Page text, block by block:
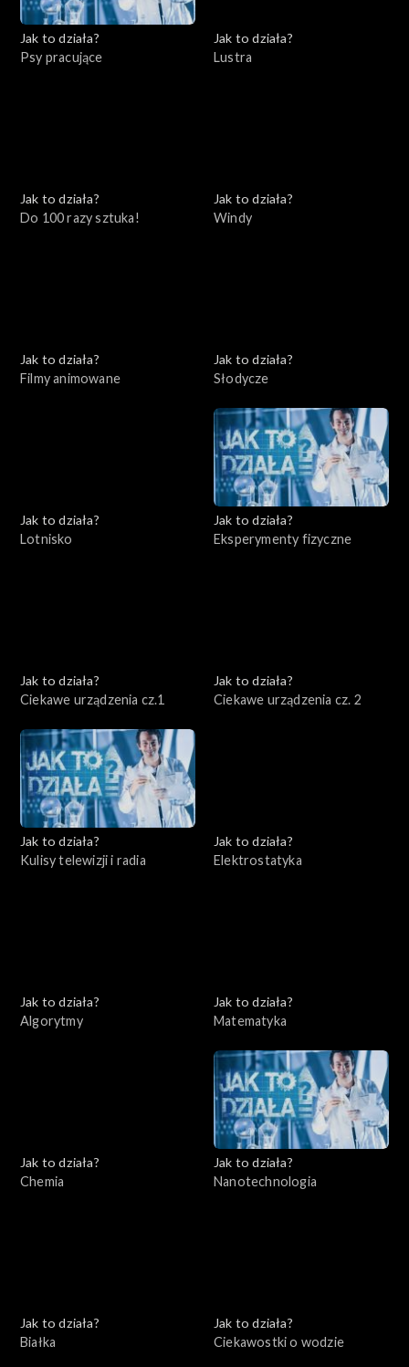
Jak to działa?
Psy pracujące
Jak to działa?
Lustra
Jak to działa?
Do 100 razy sztuka!
Jak to działa?
Windy
Jak to działa?
Filmy animowane
Jak to działa?
Słodycze
Jak to działa?
Lotnisko
Jak to działa?
Eksperymenty fizyczne
Jak to działa?
Ciekawe urządzenia cz.1
Jak to działa?
Ciekawe urządzenia cz. 2
Jak to działa?
Kulisy telewizji i radia
Jak to działa?
Elektrostatyka
Jak to działa?
Algorytmy
Jak to działa?
Matematyka
Jak to działa?
Chemia
Jak to działa?
Nanotechnologia
Jak to działa?
Białka
Jak to działa?
Ciekawostki o wodzie